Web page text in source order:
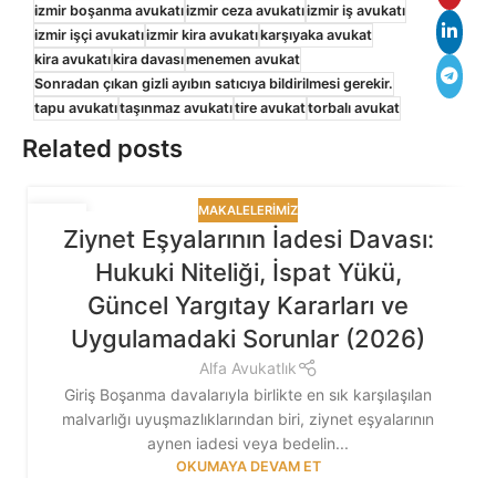
izmir boşanma avukatıizmir ceza avukatıizmir iş avukatı
izmir işçi avukatıizmir kira avukatıkarşıyaka avukat
kira avukatıkira davasımenemen avukat
Sonradan çıkan gizli ayıbın satıcıya bildirilmesi gerekir.
tapu avukatıtaşınmaz avukatıtire avukattorbalı avukat
Related posts
30
TEM
MAKALELERIMIZ
Ziynet Eşyalarının İadesi Davası:
Hukuki Niteliği, İspat Yükü,
Güncel Yargıtay Kararları ve
Uygulamadaki Sorunlar (2026)
Alfa Avukatlık
Giriş Boşanma davalarıyla birlikte en sık karşılaşılan
malvarlığı uyuşmazlıklarından biri, ziynet eşyalarının
aynen iadesi veya bedelin...
OKUMAYA DEVAM ET